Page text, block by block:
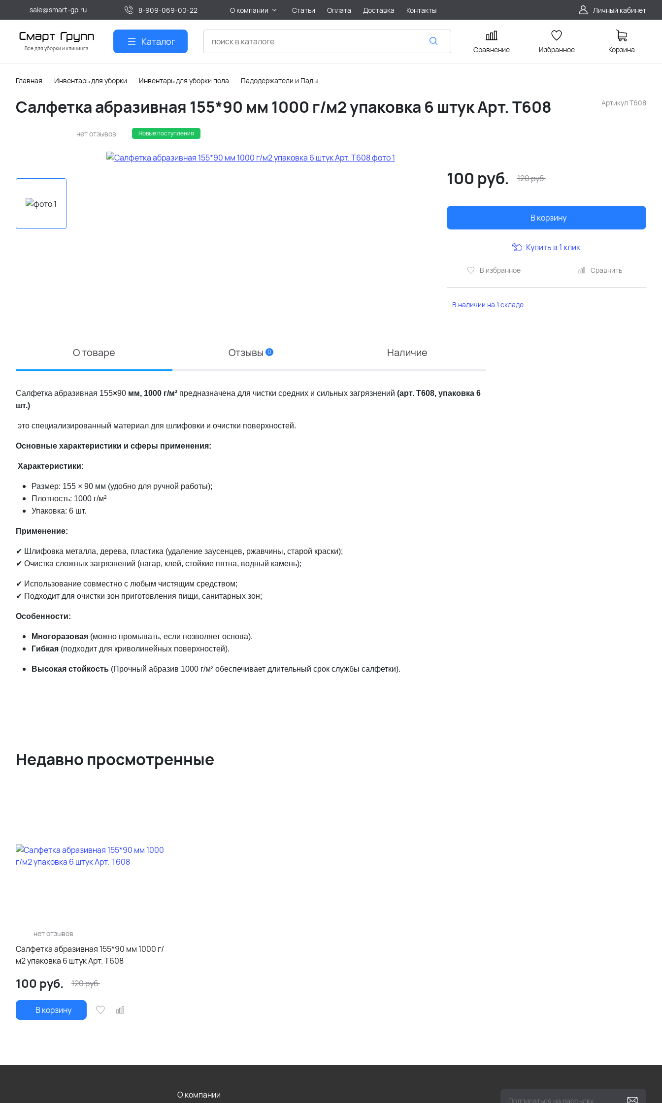
sale@smart-gp.ru 8-909-069-00-22 О компании Статьи Оплата Доставка Контакты Личный кабинет
Все для уборки и клининга
Каталог
Сравнение Избранное Корзина
Главная Инвентарь для уборки Инвентарь для уборки пола Падодержатели и Пады
Артикул T608
Салфетка абразивная 155*90 мм 1000 г/м2 упаковка 6 штук Арт. T608
нет отзывов Новые поступления
100 руб. 120руб.
В корзину
В избранное Сравнить
Купить в 1 клик
В наличии на 1 складе
О товаре Отзывы 0 Наличие
Салфетка абразивная 155×90 мм, 1000 г/м² предназначена для чистки средних и сильных загрязнений (арт. T608, упаковка 6
шт.)
это специализированный материал для шлифовки и очистки поверхностей.
Основные характеристики и сферы применения:
Характеристики:
Размер: 155 × 90 мм (удобно для ручной работы);
Плотность: 1000 г/м²
Упаковка: 6 шт.
Применение:
✔ Шлифовка металла, дерева, пластика (удаление заусенцев, ржавчины, старой краски);
✔ Очистка сложных загрязнений (нагар, клей, стойкие пятна, водный камень);
✔ Использование совместно с любым чистящим средством;
✔ Подходит для очистки зон приготовления пищи, санитарных зон;
Особенности:
Многоразовая (можно промывать, если позволяет основа).
Гибкая (подходит для криволинейных поверхностей).
Высокая стойкость (Прочный абразив 1000 г/м² обеспечивает длительный срок службы салфетки).
Недавно просмотренные
нет отзывов
Салфетка абразивная 155*90 мм 1000 г/
м2 упаковка 6 штук Арт. T608
100 руб. 120руб.
В корзину
О компании